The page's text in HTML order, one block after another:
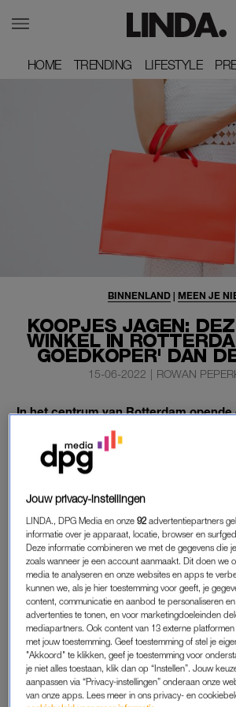
HOME
HOME TRENDING
TRENDING LIFESTYLE
LIFESTYLE
KOOPJES JAGEN:
WINKEL IN
GOEDKOPER' DAN
BINNENLAND | MEEN JE
15-06-2022 | ROWAN
In het centrum van Rotterdam opende
vestiging van de Turkse winkelketen
deuren. Alle producten die je daar
veel – kun je volgens de eigenaar
Zélfs niet bij de Action.
GOEDKOOP
De twee verdiepingen tellende winkel in
bestrijkt zo’n 834 vierkante meter. In de
alleen Turkse souvenirs. Integendeel: je
voor bijvoorbeeld huishoudartikelen,
speelgoed, verzorgingsproducten en
Zo tik je een fietsbel van 35 cent op de
Jouw privacy-instellingen
LINDA., DPG Media en onze92 advertentiepartners
informatie over je apparaat, locatie, browser en
Deze informatie combineren we met de gegevens die
zoals wanneer je een account aanmaakt. Dit doen we
media te analyseren en onze websites en apps te
kunnen we, als je hier toestemming voor geeft, je
content, communicatie en aanbod te personaliseren
advertenties te tonen, en voor marketingdoeleinden
mediapartners. Ook content van 13 externe
met jouw toestemming. Geef toestemming of stel je
"Akkoord" te klikken, geef je toestemming voor
je niet alles toestaan, klik dan op “Instellen”. Jouw
aanpassen via “Privacy-instellingen” onderaan onze
van onze apps. Lees meer in ons privacy- en